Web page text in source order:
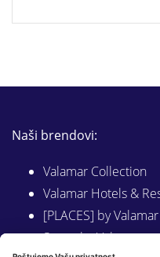
Naši brendovi:
Valamar Collection
Valamar Hotels &
[PLACES] by Valamar
Sunny by Valamar